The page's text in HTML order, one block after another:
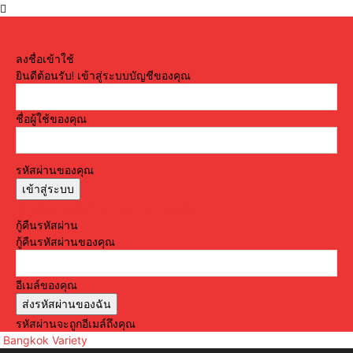
ลงชื่อเข้าใช้
ยินดีต้อนรับ! เข้าสู่ระบบบัญชีของคุณ
ชื่อผู้ใช้ของคุณ
รหัสผ่านของคุณ
กู้คืนรหัสผ่าน
กู้คืนรหัสผ่านของคุณ
อีเมล์ของคุณ
รหัสผ่านจะถูกอีเมล์ถึงคุณ
Bangkok Variety